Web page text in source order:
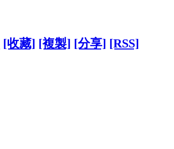
[收藏] [複製] [分享] [RSS]